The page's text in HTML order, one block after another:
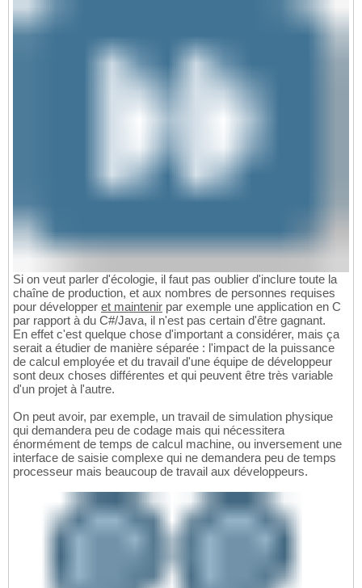
Si on veut parler d'écologie, il faut pas oublier d'inclure toute la
chaîne de production, et aux nombres de personnes requises
pour développer et maintenir par exemple une application en C
par rapport à du C#/Java, il n'est pas certain d'être gagnant.
En effet c'est quelque chose d'important a considérer, mais ça
serait a étudier de manière séparée : l'impact de la puissance
de calcul employée et du travail d'une équipe de développeur
sont deux choses différentes et qui peuvent être très variable
d'un projet à l'autre.
On peut avoir, par exemple, un travail de simulation physique
qui demandera peu de codage mais qui nécessitera
énormément de temps de calcul machine, ou inversement une
interface de saisie complexe qui ne demandera peu de temps
processeur mais beaucoup de travail aux développeurs.